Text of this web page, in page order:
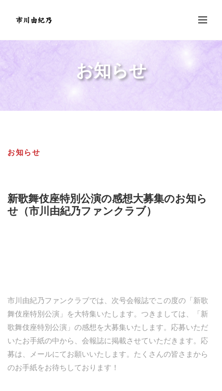
お知らせ
お知らせ
新歌舞伎座特別公演の感想大募集のお知ら
せ（市川由紀乃ファンクラブ）
市川由紀乃ファンクラブでは、次号会報誌でこの度の「新歌
舞伎座特別公演」を大特集いたします。つきましては、「新
歌舞伎座特別公演」の感想を大募集いたします。応募いただ
いたお手紙の中から、会報誌に掲載させていただきます。応
募は、メールにてお願いいたします。たくさんの皆さまから
のお手紙をお待ちしております！